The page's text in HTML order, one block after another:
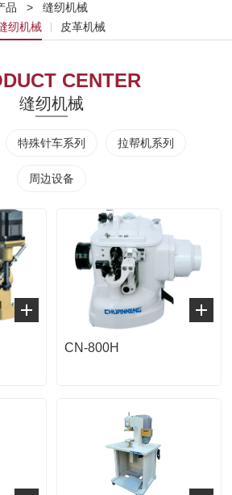
品 >缝纫机械
纫机械
皮革机械
CENTER
缝纫机械
特殊针车系列 拉帮机系列
周边设备
CN-800H